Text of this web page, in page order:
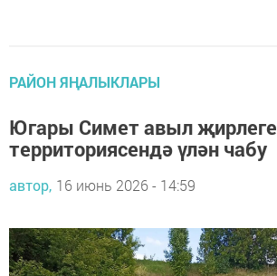
РАЙОН ЯҢАЛЫКЛАРЫ
Югары Симет авыл җирлеге
территориясендә үлән чабу
автор, 16 июнь 2026 - 14:59